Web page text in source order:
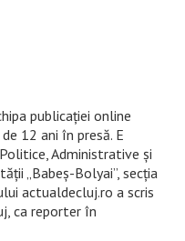
publicației online
12 ani în presă. E
Administrative și
„Babeș-Bolyai”, secția
actualdecluj.ro a scris
ca reporter în